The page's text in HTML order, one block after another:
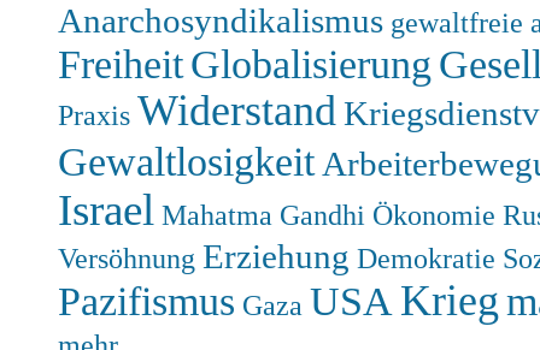
Anarchosyndikalismus gewaltfreie
FreiheitGlobalisierung
Praxis Widerstand
Gewaltlosigkeit
Israel Mahatma Gandhi Ökonomie
Versöhnung Erziehung Demokratie
Pazifismus Gaza USA Krieg